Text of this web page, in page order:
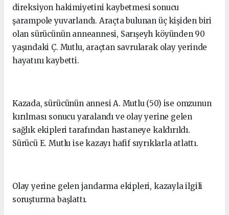
direksiyon hakimiyetini kaybetmesi sonucu
şarampole yuvarlandı. Araçta bulunan üç kişiden biri
olan sürücünün anneannesi, Sarışeyh köyünden 90
yaşındaki Ç. Mutlu, araçtan savrularak olay yerinde
hayatını kaybetti.
Kazada, sürücünün annesi A. Mutlu (50) ise omzunun
kırılması sonucu yaralandı ve olay yerine gelen
sağlık ekipleri tarafından hastaneye kaldırıldı.
Sürücü E. Mutlu ise kazayı hafif sıyrıklarla atlattı.
Olay yerine gelen jandarma ekipleri, kazayla ilgili
soruşturma başlattı.